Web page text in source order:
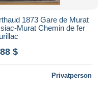
1873 Gare de Murat
Murat Chemin de fer
$
Privatperson